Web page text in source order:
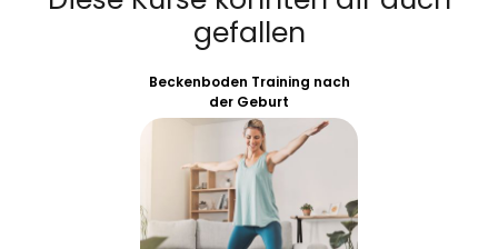
gefallen
Beckenboden Training nach
der Geburt